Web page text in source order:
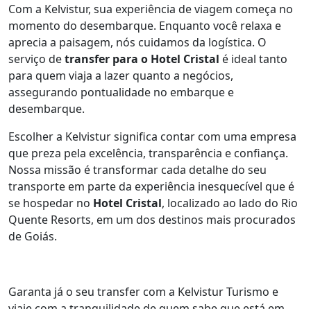
Com a Kelvistur, sua experiência de viagem começa no
momento do desembarque. Enquanto você relaxa e
aprecia a paisagem, nós cuidamos da logística. O
serviço detransfer para o Hotel Cristal é ideal tanto
para quem viaja a lazer quanto a negócios,
assegurando pontualidade no embarque e
desembarque.
Escolher a Kelvistur significa contar com uma empresa
que preza pela excelência, transparência e confiança.
Nossa missão é transformar cada detalhe do seu
transporte em parte da experiência inesquecível que é
se hospedar no Hotel Cristal, localizado ao lado do Rio
Quente Resorts, em um dos destinos mais procurados
de Goiás.
Garanta já o seu transfer com a Kelvistur Turismo e